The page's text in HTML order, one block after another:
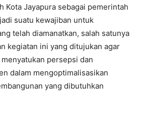
Kota Jayapura sebagai pemerintah
suatu kewajiban untuk
telah diamanatkan, salah satunya
kegiatan ini yang ditujukan agar
persepsi dan
dalam mengoptimalisasikan
yang dibutuhkan